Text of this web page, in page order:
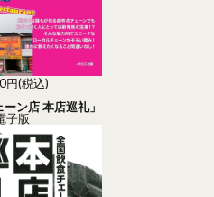
円(税込)
ーン店 本店巡礼」
子版